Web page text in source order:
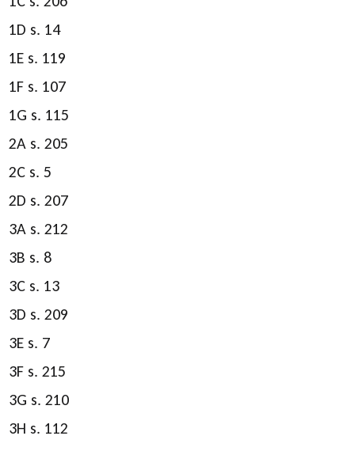
1D s. 14
1E s. 119
1F s. 107
1G s. 115
2A s. 205
2C s. 5
2D s. 207
3A s. 212
3B s. 8
3C s. 13
3D s. 209
3E s. 7
3F s. 215
3G s. 210
3H s. 112